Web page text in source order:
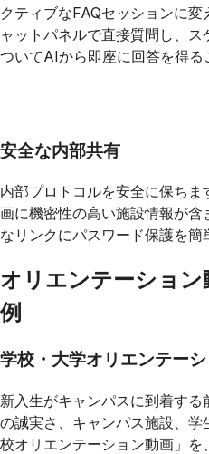
クティブなFAQセッションに
ャットパネルで直接質問し、
ついてAIから即座に回答を得る
安全な内部共有
内部プロトコルを安全に保ち
画に機密性の高い施設情報が
なリンクにパスワード保護を簡
オリエンテーショ
例
学校・大学オリエンテー
新入生がキャンパスに到着す
の誠実さ、キャンパス施設、
校オリエンテーション動画」